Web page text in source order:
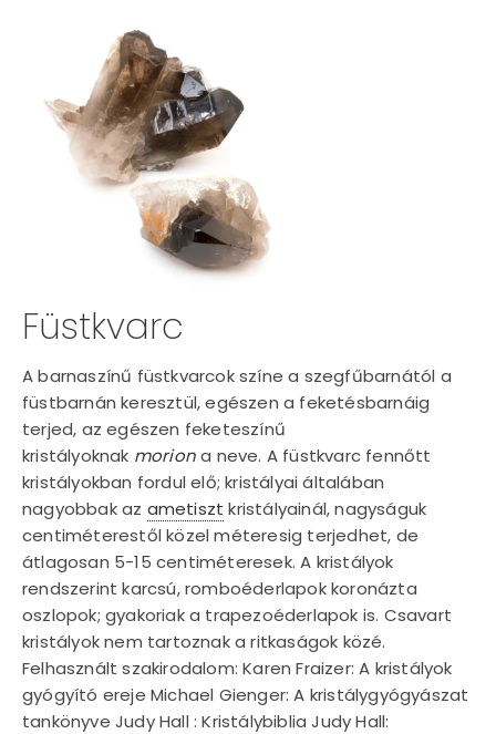
Füstkvarc
A barnaszínű füstkvarcok színe a szegfűbarnától a
füstbarnán keresztül, egészen a feketésbarnáig
terjed, az egészen feketeszínű
kristályoknak moriona neve. A füstkvarc fennőtt
kristályokban fordul elő; kristályai általában
nagyobbak az ametiszt kristályainál, nagyságuk
centiméterestől közel méteresig terjedhet, de
átlagosan 5-15 centiméteresek. A kristályok
rendszerint karcsú, romboéderlapok koronázta
oszlopok; gyakoriak a trapezoéderlapok is. Csavart
kristályok nem tartoznak a ritkaságok közé.
Felhasznált szakirodalom: Karen Fraizer: A kristályok
gyógyító ereje Michael Gienger: A kristálygyógyászat
tankönyve Judy Hall : Kristálybiblia Judy Hall: